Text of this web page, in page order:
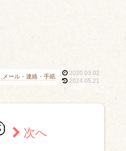
メール・連絡・手紙
2020.03.02
2024.05.21